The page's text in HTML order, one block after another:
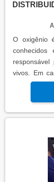
O oxigênio
vivos. Em
que
de
que é
mesmas.
procura,